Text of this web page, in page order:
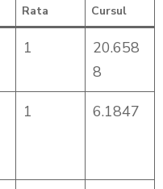
Rata Cursul
1
20.658
8
1 6.1847